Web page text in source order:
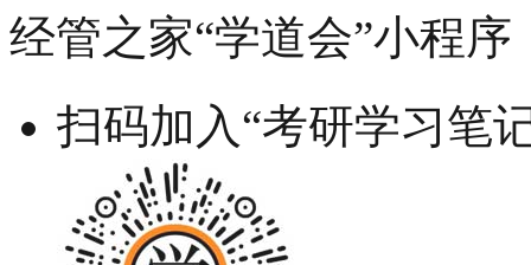
经管之家“学道会”小程序
扫码加入“考研学习笔